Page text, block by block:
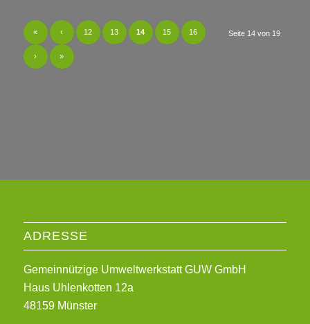
Seite 14 von 19
« ‹ 12 13 14 15 16
› »
ADRESSE
Gemeinnützige Umweltwerkstatt GUW GmbH
Haus Uhlenkotten 12a
48159 Münster